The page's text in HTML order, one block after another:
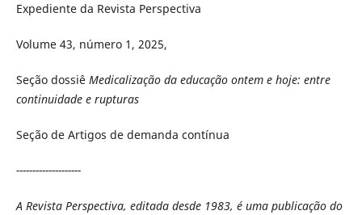
Expediente da Revista Perspectiva
Volume 43, número 1, 2025,
Seção dossiê Medicalização da educação ontem e hoje: entre
continuidade e rupturas
Seção de Artigos de demanda contínua
--------------------
A Revista Perspectiva, editada desde 1983, é uma publicação do